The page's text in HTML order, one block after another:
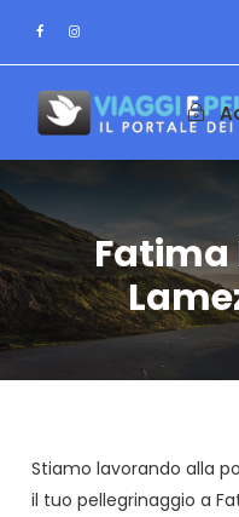
Fatima
Stiamo lavorando alla
il tuo pellegrinaggio a